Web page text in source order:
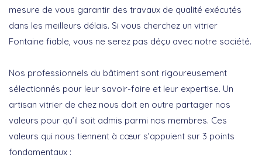
mesure de vous garantir des travaux de qualité exécutés
dans les meilleurs délais. Si vous cherchez un vitrier
Fontaine fiable, vous ne serez pas déçu avec notre société.
Nos professionnels du bâtiment sont rigoureusement
sélectionnés pour leur savoir-faire et leur expertise. Un
artisan vitrier de chez nous doit en outre partager nos
valeurs pour qu’il soit admis parmi nos membres. Ces
valeurs qui nous tiennent à cœur s’appuient sur 3 points
fondamentaux :